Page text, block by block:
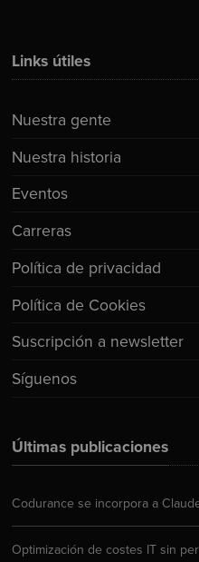
Últimas publicaciones
Codurance se incorpora a
Optimización de costes IT sin
Links útiles
Nuestra gente
Nuestra historia
Eventos
Carreras
Política de privacidad
Política de Cookies
Suscripción a newsletter
Síguenos